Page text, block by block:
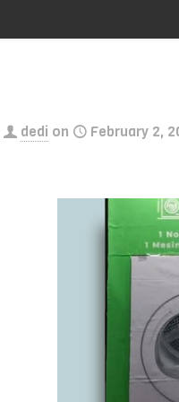
dedi on February 2,